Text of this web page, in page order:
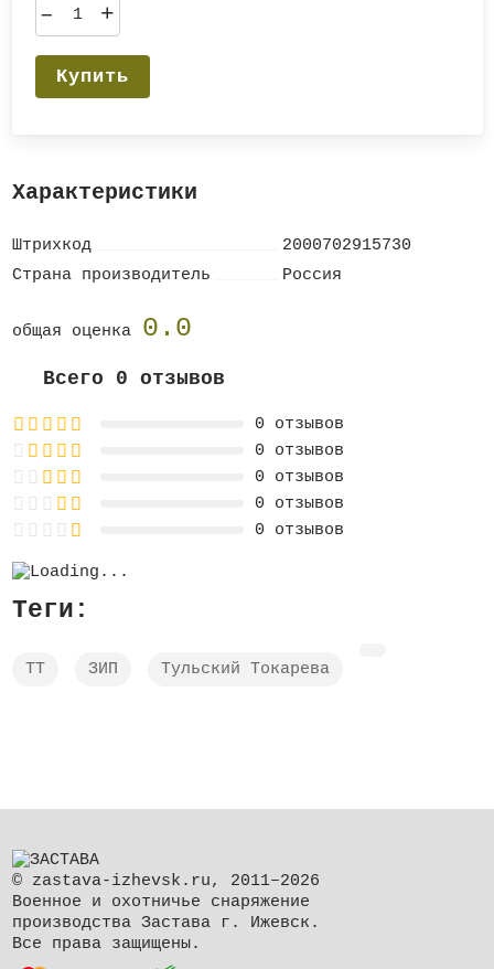
– +
Купить
Характеристики
Штрихкод
2000702915730
Страна производитель
Россия
0.0
общая оценка
Всего 0 отзывов
0 отзывов
0 отзывов
0 отзывов
0 отзывов
0 отзывов
Теги:
ТТ ЗИП Тульский Токарева
© zastava-izhevsk.ru, 2011–2026
Военное и охотничье снаряжение
производства Застава г. Ижевск.
Все права защищены.